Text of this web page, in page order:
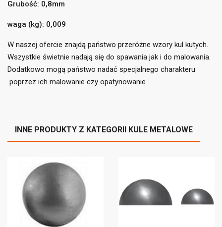
((cancelText))
((cancelText))
Grubość: 0,8mm
waga (kg): 0,009
W naszej ofercie znajdą państwo przeróżne wzory kul kutych.
Wszystkie świetnie nadają się do spawania jak i do malowania.
Dodatkowo mogą państwo nadać specjalnego charakteru
poprzez ich malowanie czy opatynowanie.
INNE PRODUKTY Z KATEGORII KULE METALOWE